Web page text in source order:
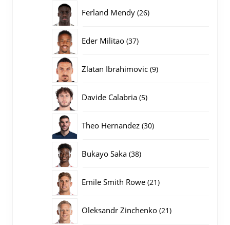
Ferland Mendy 2626
Eder Militao 3737
Zlatan Ibrahimovic 99
Davide Calabria 55
Theo Hernandez 3030
Bukayo Saka 3838
Emile Smith Rowe 2121
Oleksandr Zinchenko 2121